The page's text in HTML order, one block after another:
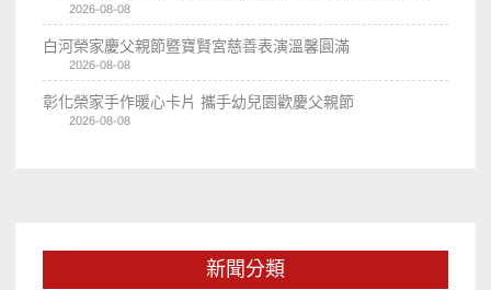
2026-08-08
白河榮家慶父親節暨寶賢宮慈善表演溫馨圓滿
2026-08-08
彰化榮家手作暖心卡片 攜手幼兒園歡慶父親節
2026-08-08
新聞分類